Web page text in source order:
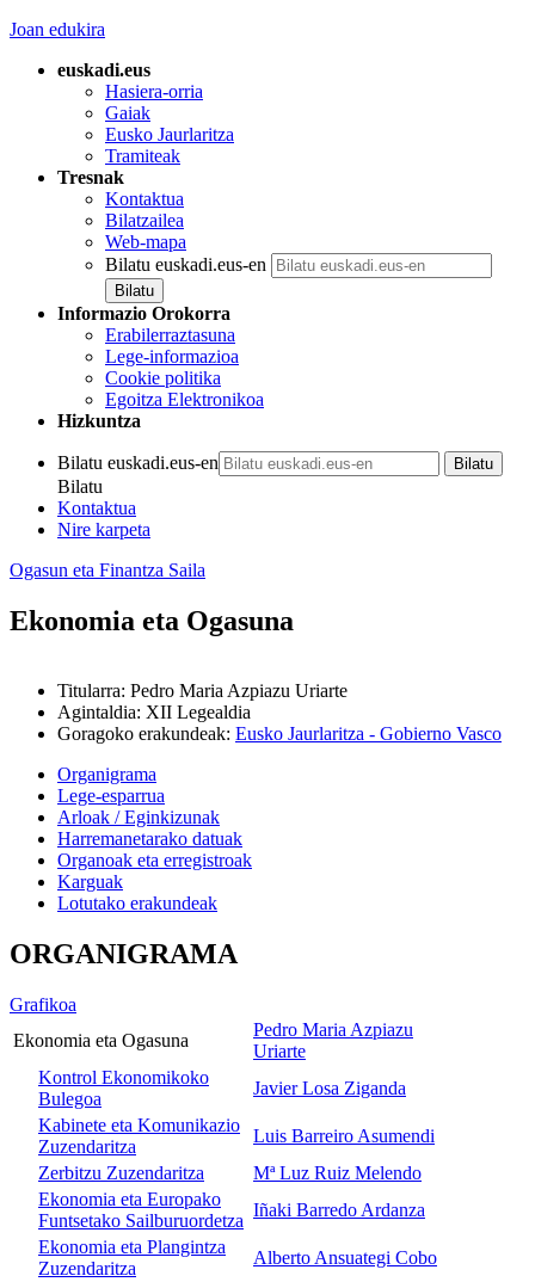
Joan edukira
euskadi.eus
Hasiera-orria
Gaiak
Eusko Jaurlaritza
Tramiteak
Tresnak
Kontaktua
Bilatzailea
Web-mapa
Bilatu euskadi.eus-en
Informazio Orokorra
Erabilerraztasuna
Lege-informazioa
Cookie politika
Egoitza Elektronikoa
Hizkuntza
Bilatu euskadi.eus-en
Bilatu
Kontaktua
Nire karpeta
Ogasun eta Finantza Saila
Ekonomia eta Ogasuna
Titularra: Pedro Maria Azpiazu Uriarte
Agintaldia: XII Legealdia
Goragoko erakundeak: Eusko Jaurlaritza - Gobierno Vasco
Organigrama
Lege-esparrua
Arloak / Eginkizunak
Harremanetarako datuak
Organoak eta erregistroak
Karguak
Lotutako erakundeak
ORGANIGRAMA
Grafikoa
Ekonomia eta Ogasuna
Pedro Maria Azpiazu
Uriarte
Kontrol Ekonomikoko
Bulegoa
Javier Losa Ziganda
Kabinete eta Komunikazio
Zuzendaritza
Luis Barreiro Asumendi
Zerbitzu Zuzendaritza
Mª Luz Ruiz Melendo
Ekonomia eta Europako
Funtsetako Sailburuordetza
Iñaki Barredo Ardanza
Ekonomia eta Plangintza
Zuzendaritza
Alberto Ansuategi Cobo